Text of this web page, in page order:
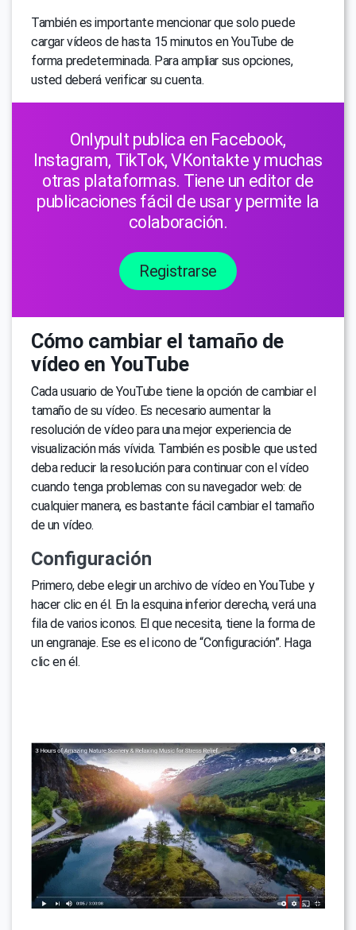
También es importante mencionar que solo puede
cargar vídeos de hasta 15 minutos en YouTube de
forma predeterminada. Para ampliar sus opciones,
usted deberá verificar su cuenta.
Onlypult publica en Facebook,
Instagram, TikTok, VKontakte y muchas
otras plataformas. Tiene un editor de
publicaciones fácil de usar y permite la
colaboración.
Registrarse
Cómo cambiar el tamaño de
vídeo en YouTube
Cada usuario de YouTube tiene la opción de cambiar el
tamaño de su vídeo. Es necesario aumentar la
resolución de vídeo para una mejor experiencia de
visualización más vívida. También es posible que usted
deba reducir la resolución para continuar con el vídeo
cuando tenga problemas con su navegador web: de
cualquier manera, es bastante fácil cambiar el tamaño
de un vídeo.
Configuración
Primero, debe elegir un archivo de vídeo en YouTube y
hacer clic en él. En la esquina inferior derecha, verá una
fila de varios iconos. El que necesita, tiene la forma de
un engranaje. Ese es el icono de “Configuración”. Haga
clic en él.